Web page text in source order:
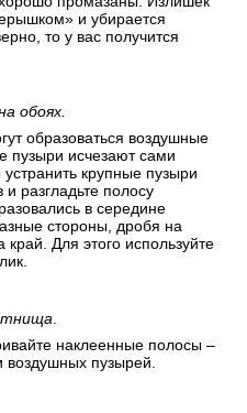
и разгладьте
промазаны. Излишек
и убирается
то у вас получится
обоях.
образоваться воздушные
пузыри исчезают сами
разгладьте полосу
в середине
стороны, дробя на
Для этого используйте